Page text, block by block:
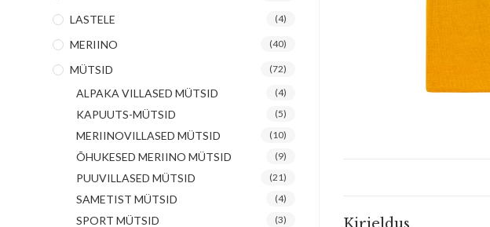
Kirjeldus
LASTELE (4)
MERIINO (40)
MÜTSID (72)
ALPAKA VILLASED MÜTSID (4)
KAPUUTS-MÜTSID (5)
MERIINOVILLASED MÜTSID (10)
ÕHUKESED MERIINO MÜTSID (9)
PUUVILLASED MÜTSID (21)
SAMETIST MÜTSID (4)
SPORT MÜTSID (3)